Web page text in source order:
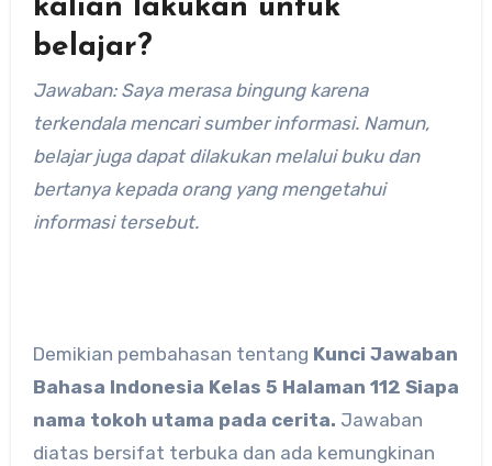
kalian lakukan untuk
belajar?
Jawaban: Saya merasa bingung karena
terkendala mencari sumber informasi. Namun,
belajar juga dapat dilakukan melalui buku dan
bertanya kepada orang yang mengetahui
informasi tersebut.
Demikian pembahasan tentang Kunci Jawaban
Bahasa Indonesia Kelas 5 Halaman 112 Siapa
nama tokoh utama pada cerita. Jawaban
diatas bersifat terbuka dan ada kemungkinan